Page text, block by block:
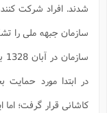
شدند. افراد شرکت
سازمان جبهه ملی را
سازمان در آبان 1328 به طور رسمی اعلام موجودیت کرد.
در ابتدا مورد حمایت
کاشانی قرار گرفت؛